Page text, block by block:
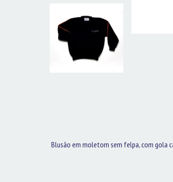
Blusão em moletom sem felpa, com gola